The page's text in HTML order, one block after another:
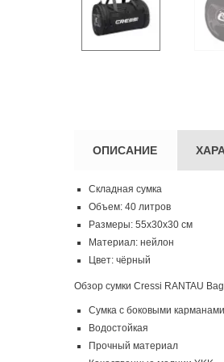
ОПИСАНИЕ
Складная сумка
Объем: 40 литров
Размеры: 55х30х30 см
Материал: нейлон
Цвет: чёрный
Обзор сумки Cressi RANTAU
Сумка с боковыми
Водостойкая
Прочный материал